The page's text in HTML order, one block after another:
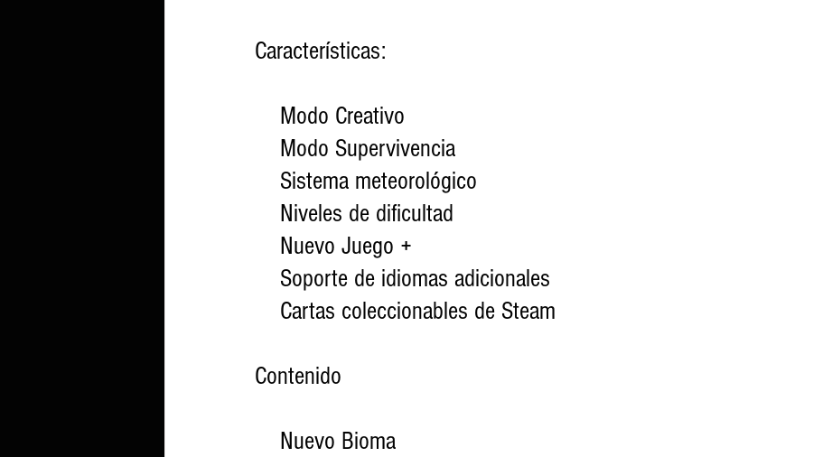
Características:
    Modo Creativo
    Modo Supervivencia
    Sistema meteorológico
    Niveles de dificultad
    Nuevo Juego +
    Soporte de idiomas adicionales
    Cartas coleccionables de Steam
Contenido
    Nuevo Bioma